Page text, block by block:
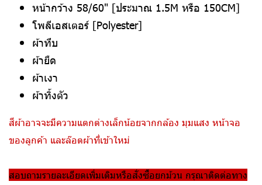
หน้ากว้าง 58/60" [ประมาณ 1.5M หรือ 150CM]
โพลีเอสเตอร์ [Polyester]
ผ้าทึบ
ผ้ายืด
ผ้าเงา
ผ้าทิ้งตัว
สีผ้าอาจจะมีความแตกต่างเล็กน้อยจากกล้อง มุมแสง หน้าจอ
ของลูกค้า และล๊อตผ้าที่เข้าใหม่
สอบถามรายละเอียดเพิ่มเติมหรือสั่งซื้อยกม้วน กรุณาติดต่อทาง